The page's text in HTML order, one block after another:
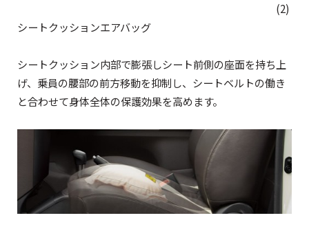
(2)
シートクッションエアバッグ
シートクッション内部で膨張しシート前側の座面を持ち上
げ、乗員の腰部の前方移動を抑制し、シートベルトの働き
と合わせて身体全体の保護効果を高めます。